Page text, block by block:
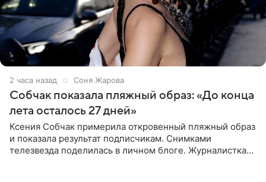
2 часа назад Соня Жарова
Собчак показала пляжный образ: «До конца
лета осталось 27 дней»
Ксения Собчак примерила откровенный пляжный образ
и показала результат подписчикам. Снимками
телезвезда поделилась в личном блоге. Журналистка